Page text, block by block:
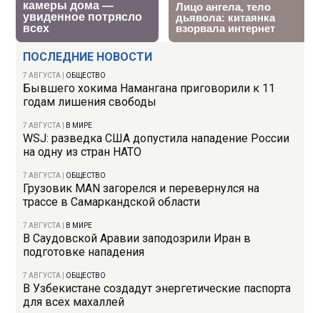
ПОСЛЕДНИЕ НОВОСТИ
7 АВГУСТА ОБЩЕСТВО
Бывшего хокима Намангана приговорили к 11
годам лишения свободы
7 АВГУСТА В МИРЕ
WSJ: разведка США допустила нападение России
на одну из стран НАТО
7 АВГУСТА ОБЩЕСТВО
Грузовик MAN загорелся и перевернулся на
трассе в Самаркандской области
7 АВГУСТА В МИРЕ
В Саудовской Аравии заподозрили Иран в
подготовке нападения
7 АВГУСТА ОБЩЕСТВО
В Узбекистане создадут энергетические паспорта
для всех махаллей